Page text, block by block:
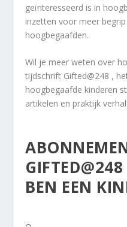
geïnteresseerd is in
inzetten voor meer
hoogbegaafden.
Wil je meer weten over
tijdschrift Gifted@248 ,
hoogbegaafde kinderen
artikelen en praktijk
BEN EEN